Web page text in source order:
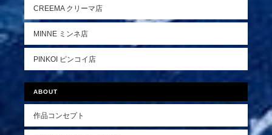
CREEMA クリーマ店
MINNE ミンネ店
PINKOI ピンコイ店
ABOUT
作品コンセプト